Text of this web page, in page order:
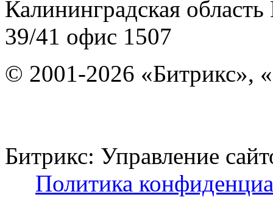
Калининградская область
39/41 офис 1507
© 2001-2026 «Битрикс»,
Битрикс: Управление
Политика